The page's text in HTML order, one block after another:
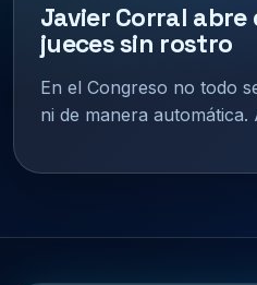
Javier Corral
jueces sin rostro
En el Congreso no todo
ni de manera